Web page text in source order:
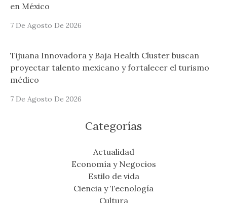
en México
7 De Agosto De 2026
Tijuana Innovadora y Baja Health Cluster buscan
proyectar talento mexicano y fortalecer el turismo
médico
7 De Agosto De 2026
Categorías
Actualidad
Economía y Negocios
Estilo de vida
Ciencia y Tecnología
Cultura